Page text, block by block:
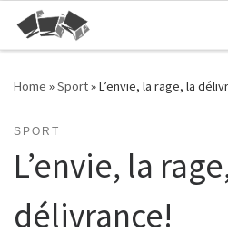
Skip to content
Home »Sport»L’envie, la rage, la
SPORT
L’envie, la
délivrance!